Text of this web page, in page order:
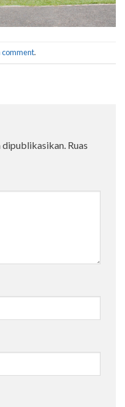
comment.
dipublikasikan. Ruas